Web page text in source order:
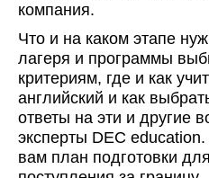
компания.
Что и на каком этапе
лагеря и программы
критериям, где и как
английский и как
ответы на эти и другие
эксперты DEC
вам план подготовки